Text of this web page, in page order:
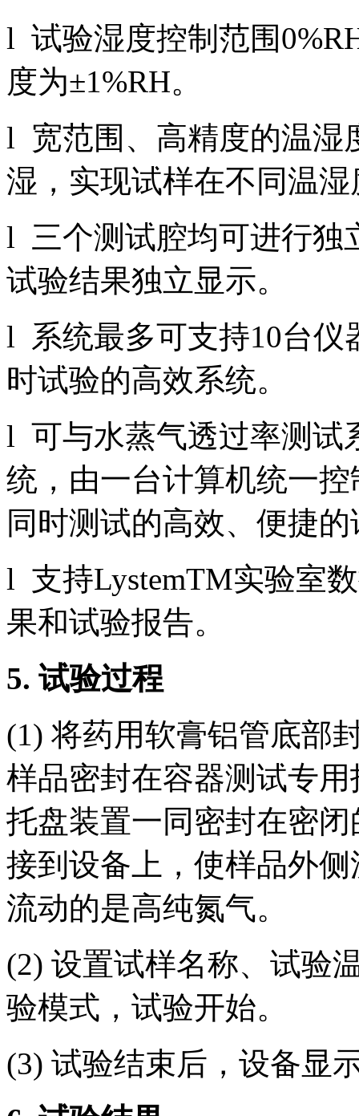
l 试验湿度控制范围
度为±1%RH。
l 宽范围、高精度的温湿
湿，实现试样在不同温
l 三个测试腔均可进行独
试验结果独立显示。
l 系统最多可支持10台仪
时试验的高效系统。
l 可与水蒸气透过率测试
统，由一台计算机统一
同时测试的高效、便捷
l 支持LystemTM实验室
果和试验报告。
5. 试验过程
(1) 将药用软膏铝管底部
样品密封在容器测试专
托盘装置一同密封在密
接到设备上，使样品外
流动的是高纯氮气。
(2) 设置试样名称、试验
验模式，试验开始。
(3) 试验结束后，设备显